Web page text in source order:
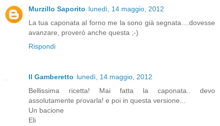
Murzillo Saporito lunedì, 14 maggio, 2012
La tua caponata al forno me la sono già segnata....dovesse
avanzare, proverò anche questa ;-)
Rispondi
Il Gamberetto lunedì, 14 maggio, 2012
Bellissima ricetta! Mai fatta la caponata.. devo
assolutamente provarla! e poi in questa versione...
Un bacione
Eli